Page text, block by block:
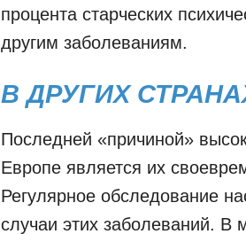
процента старческих
другим заболеваниям.
В ДРУГИХ
Последней «причиной»
Европе является их
Регулярное обследование
случаи этих заболеваний. В